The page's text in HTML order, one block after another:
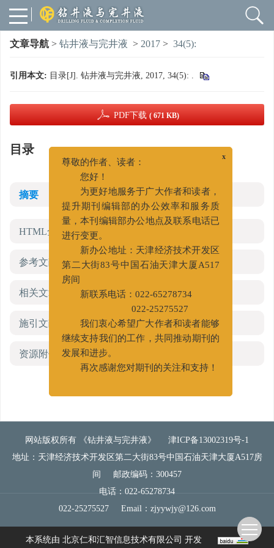
文章导航 > 钻井液与完井液 > 2017 > 34(5):
引用本文: 目录[J]. 钻井液与完井液, 2017, 34(5): .
PDF下载 ( 671 KB)
目录
摘要
HTML全文
参考文献 (0)
相关文章
施引文献
资源附件 (0)
网站版权所有 《钻井液与完井液》
津ICP备13002319号-1
地址：天津经济技术开发区第二大街83号中国石油天津大厦A517房
间
邮政编码：300457
电话：022-65278734
022-25275527
Email： zjyywjy@126.com
本系统由 北京仁和汇智信息技术有限公司 开发
x
尊敬的作者、读者：
您好！
为更好地服务于广大作者和读者，
提升期刊编辑部的办公效率和服务质
量，本刊编辑部办公地点及联系电话已
进行变更。
新办公地址：天津经济技术开发区
第二大街83号中国石油天津大厦A517
房间
新联系电话：022-65278734
022-25275527
我们衷心希望广大作者和读者能够
继续支持我们的工作，共同推动期刊的
发展和进步。
再次感谢您对期刊的关注和支持！